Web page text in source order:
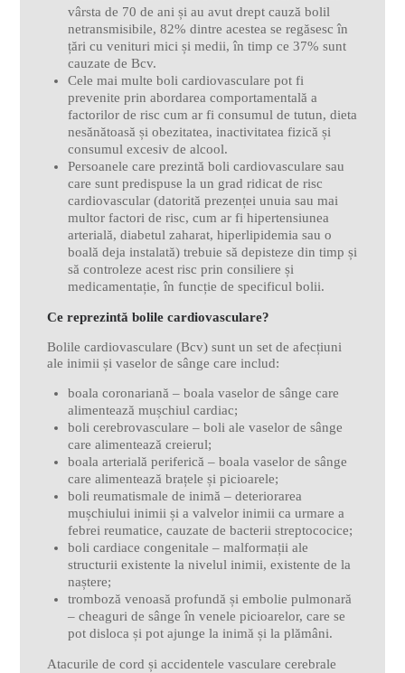
vârsta de 70 de ani și au avut drept cauză bolil
netransmisibile, 82% dintre acestea se regăsesc în
țări cu venituri mici și medii, în timp ce 37% sunt
cauzate de Bcv.
Cele mai multe boli cardiovasculare pot fi
prevenite prin abordarea comportamentală a
factorilor de risc cum ar fi consumul de tutun, dieta
nesănătoasă și obezitatea, inactivitatea fizică și
consumul excesiv de alcool.
Persoanele care prezintă boli cardiovasculare sau
care sunt predispuse la un grad ridicat de risc
cardiovascular (datorită prezenței unuia sau mai
multor factori de risc, cum ar fi hipertensiunea
arterială, diabetul zaharat, hiperlipidemia sau o
boală deja instalată) trebuie să depisteze din timp și
să controleze acest risc prin consiliere și
medicamentație, în funcție de specificul bolii.
Ce reprezintă bolile cardiovasculare?
Bolile cardiovasculare (Bcv) sunt un set de afecțiuni
ale inimii și vaselor de sânge care includ:
boala coronariană – boala vaselor de sânge care
alimentează mușchiul cardiac;
boli cerebrovasculare – boli ale vaselor de sânge
care alimentează creierul;
boala arterială periferică – boala vaselor de sânge
care alimentează brațele și picioarele;
boli reumatismale de inimă – deteriorarea
mușchiului inimii și a valvelor inimii ca urmare a
febrei reumatice, cauzate de bacterii streptococice;
boli cardiace congenitale – malformații ale
structurii existente la nivelul inimii, existente de la
naștere;
tromboză venoasă profundă și embolie pulmonară
– cheaguri de sânge în venele picioarelor, care se
pot disloca și pot ajunge la inimă și la plămâni.
Atacurile de cord și accidentele vasculare cerebrale